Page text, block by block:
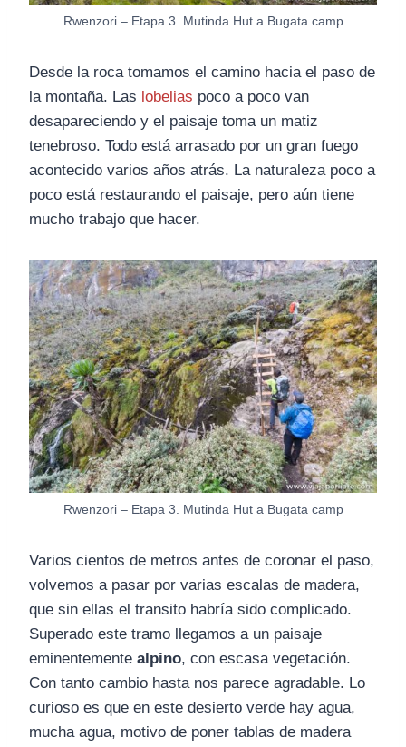
Rwenzori – Etapa 3. Mutinda Hut a Bugata camp
Desde la roca tomamos el camino hacia el paso de
la montaña. Las lobelias poco a poco van
desapareciendo y el paisaje toma un matiz
tenebroso. Todo está arrasado por un gran fuego
acontecido varios años atrás. La naturaleza poco a
poco está restaurando el paisaje, pero aún tiene
mucho trabajo que hacer.
Rwenzori – Etapa 3. Mutinda Hut a Bugata camp
Varios cientos de metros antes de coronar el paso,
volvemos a pasar por varias escalas de madera,
que sin ellas el transito habría sido complicado.
Superado este tramo llegamos a un paisaje
eminentemente alpino, con escasa vegetación.
Con tanto cambio hasta nos parece agradable. Lo
curioso es que en este desierto verde hay agua,
mucha agua, motivo de poner tablas de madera